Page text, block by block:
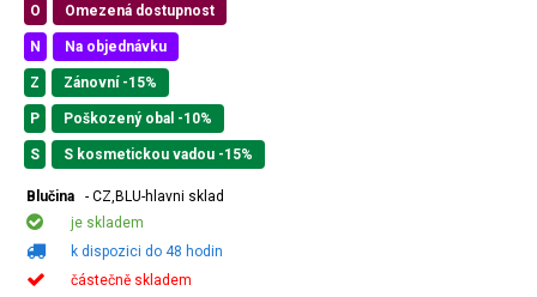
O Omezená dostupnost
N Na objednávku
Z Zánovní -15%
P Poškozený obal -10%
S S kosmetickou vadou -15%
Blučina
- CZ,BLU-hlavni sklad
je skladem
k dispozici do 48 hodin
částečně skladem